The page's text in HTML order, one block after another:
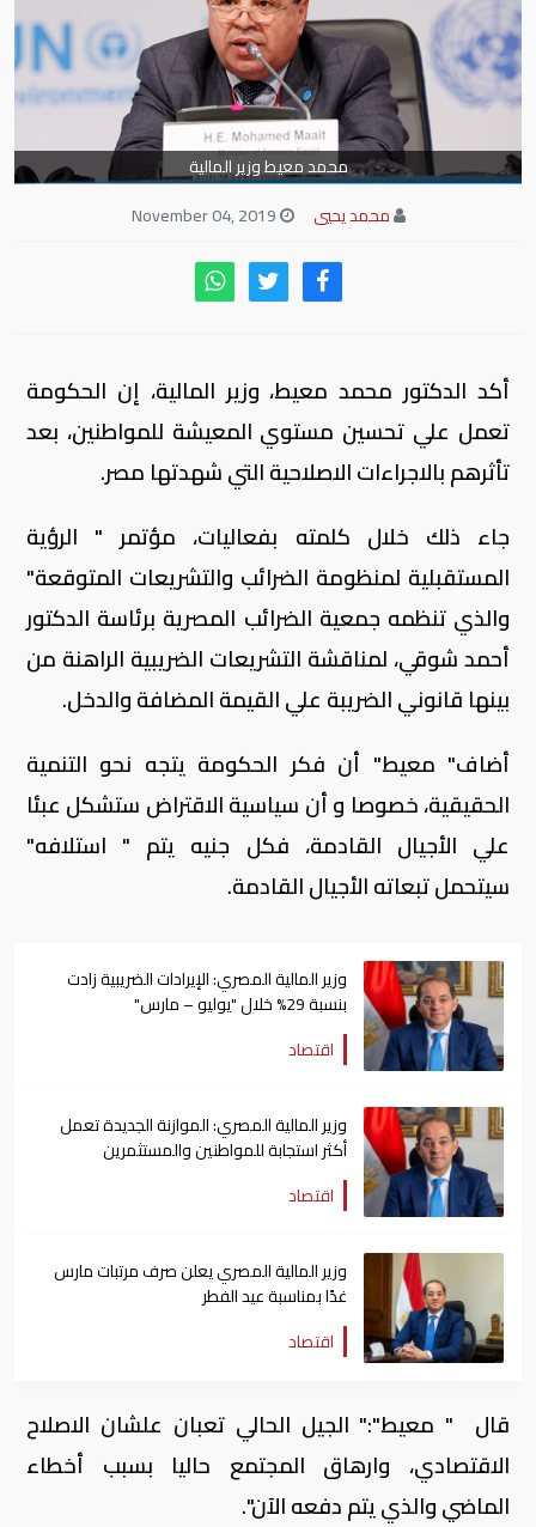
محمد معيط وزير المالية
محمد يحيي
أكد الدكتور محمد معيط، وزير المالية، إن الحكومة
تعمل علي تحسين مستوي المعيشة للمواطنين، بعد
تأثرهم بالاجراءات الاصلاحية التي شهدتها مصر.
جاء ذلك خلال كلمته بفعاليات، مؤتمر " الرؤية
المستقبلية لمنظومة الضرائب والتشريعات المتوقعة"
والذي تنظمه جمعية الضرائب المصرية برئاسة الدكتور
أحمد شوقي، لمناقشة التشريعات الضريبية الراهنة من
بينها قانوني الضريبة علي القيمة المضافة والدخل.
أضاف" معيط" أن فكر الحكومة يتجه نحو التنمية
الحقيقية، خصوصا و أن سياسية الاقتراض ستشكل عبئا
علي الأجيال القادمة، فكل جنيه يتم " استلافه"
سيتحمل تبعاته الأجيال القادمة.
وزير المالية المصري: الإيرادات الضريبية زادت
بنسبة 29% خلال "يوليو – مارس"
اقتصاد
وزير المالية المصري: الموازنة الجديدة تعمل
أكثر استجابة للمواطنين والمستثمرين
اقتصاد
وزير المالية المصري يعلن صرف مرتبات مارس
غدًا بمناسبة عيد الفطر
اقتصاد
قال " معيط":" الجيل الحالي تعبان علشان الاصلاح
الاقتصادي، وارهاق المجتمع حاليا بسبب أخطاء
الماضي والذي يتم دفعه الآن".